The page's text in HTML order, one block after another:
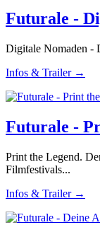
Futurale -
Digitale Nomaden -
Infos & Trailer →
Futurale -
Print the Legend.
Filmfestivals...
Infos & Trailer →